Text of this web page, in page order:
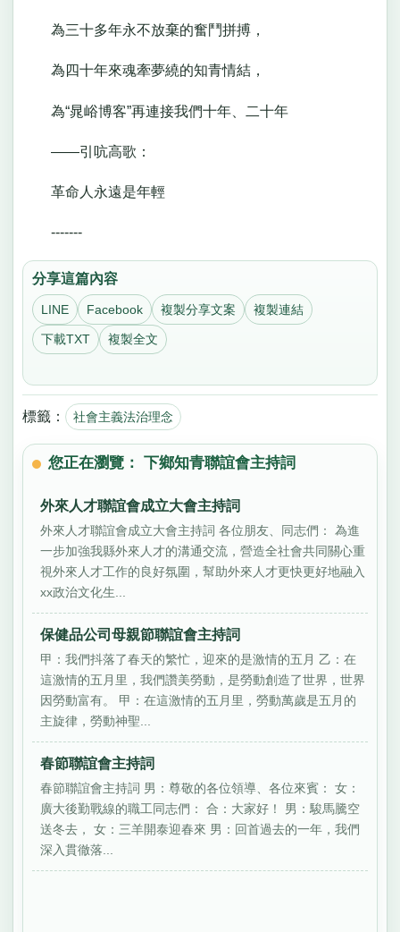
為三十多年永不放棄的奮鬥拼搏，
為四十年來魂牽夢繞的知青情結，
為“晁峪博客”再連接我們十年、二十年
——引吭高歌：
革命人永遠是年輕
-------
分享這篇內容
LINE Facebook 複製分享文案 複製連結
下載TXT 複製全文
標籤： 社會主義法治理念
您正在瀏覽： 下鄉知青聯誼會主持詞
外來人才聯誼會成立大會主持詞
外來人才聯誼會成立大會主持詞 各位朋友、同志們： 為進
一步加強我縣外來人才的溝通交流，營造全社會共同關心重
視外來人才工作的良好氛圍，幫助外來人才更快更好地融入
xx政治文化生...
保健品公司母親節聯誼會主持詞
甲：我們抖落了春天的繁忙，迎來的是激情的五月 乙：在
這激情的五月里，我們讚美勞動，是勞動創造了世界，世界
因勞動富有。 甲：在這激情的五月里，勞動萬歲是五月的
主旋律，勞動神聖...
春節聯誼會主持詞
春節聯誼會主持詞 男：尊敬的各位領導、各位來賓： 女：
廣大後勤戰線的職工同志們： 合：大家好！ 男：駿馬騰空
送冬去， 女：三羊開泰迎春來 男：回首過去的一年，我們
深入貫徹落...